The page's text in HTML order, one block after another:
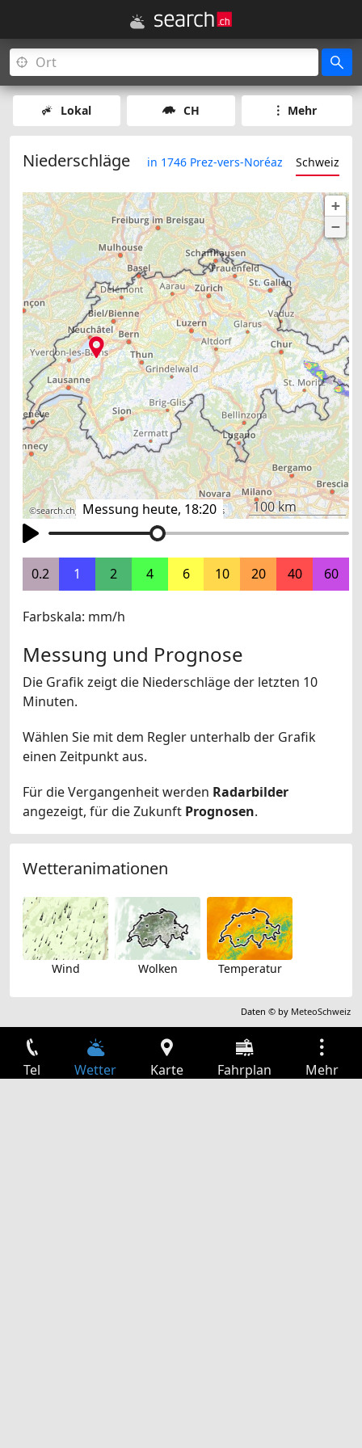
Lokal CH Mehr
Niederschläge in 1746 Prez-vers-Noréaz Schweiz
Messung heute, 18:20
+
−
©search.ch, swisstopo ,OpenStreetMap,others 100 km
0.2 1 2 4 6 10 20 40 60
Farbskala: mm/h
Messung und Prognose
Die Grafik zeigt die Niederschläge der letzten 10
Minuten.
Wählen Sie mit dem Regler unterhalb der Grafik
einen Zeitpunkt aus.
Für die Vergangenheit werden Radarbilder
angezeigt, für die Zukunft Prognosen.
Wetteranimationen
Wind Wolken Temperatur
Daten © by MeteoSchweiz
Tel Wetter Karte Fahrplan Mehr